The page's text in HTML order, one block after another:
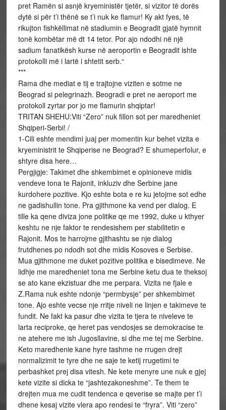
pret Ramën si asnjë kryeministër tjetër, si vizitor të dorës
dytë si për t’i thënë se t’i nuk ke flamur! Ky akt fyes, të
rikujton fishkëllimat në stadiumin e Beogradit gjatë hymnit
tonë kombëtar më dt 14 tetor. Por ajo ndodhi në një
sadium fanatikësh kurse në aeroportin e Beogradit ishte
protokolli më i lartë i shtetit serb.“
***
Rama dhe mediat e tij e trajtojne viziten e sotme ne
Beograd si pelegrinazh. Beogradi e pret ne aeroport me
protokoll zyrtar por jo me flamurin shqiptar!
TRITAN SHEHU:Viti “Zero” nuk fillon sot per maredheniet
Shqiperi-Serbi! /
1-Cili eshte mendimi juaj per momentin kur behet vizita e
kryeministrit te Shqiperise ne Beograd? E shumeperfolur, e
shtyre disa here…
Pergjigje: Takimet dhe shkembimet e opinioneve midis
vendeve tona te Rajonit, inkluziv dhe Serbine jane
kurdohere pozitive. Kjo eshte bota e re ku jetojme sot edhe
ne gadishullin tone. Pra gjithmone ka vend per dialog. E
tille ka qene diviza jone politike qe me 1992, duke u kthyer
keshtu ne nje faktor te rendesishem per stabilitetin e
Rajonit. Mos te harrojme gjithashtu se nje dialog
frutdhenes po ndodh sot dhe midis Kosoves e Serbise.
Mua gjithmone me duket pozitive politika e bisedimeve. Ne
lidhje me maredheniet tona me Serbine ketu dua te theksoj
se ato kane ekzistuar dhe me perpara. Vizita ne fjale e
Z.Rama nuk eshte ndonje “permbysje” per shkembimet
tone. Ajo eshte vecse nje rritje niveli ne linjen e takimeve te
fundit. Ne fakt ka pasur dhe vizita te tjera te niveleve te
larta reciproke, qe heret pas vendosjes se demokracise te
ne atehere me ish Jugosllavine, si dhe me tej me Serbine.
Keto maredhenie kane hyre tashme ne rrugen drejt
normalizimit te tyre dhe ne saje te ketij rrugetimi te
perbashket prej disa vitesh. Ne kete menyre une nuk e gjej
kete vizite si dicka te “jashtezakoneshme”. Te them te
drejten mua me cudit tendenca e qeverise se majte per t’i
dhene kesaj vizite vlera apo rendesi te “fryra”. Viti “zero”